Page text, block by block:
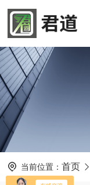
当前位置： 首页